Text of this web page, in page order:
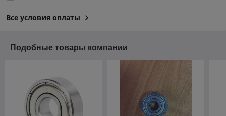
Все условия оплаты
Подобные товары компании